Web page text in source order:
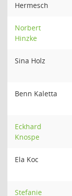
Hermesch
Norbert
Hinzke
Sina Holz
Benn Kaletta
Eckhard
Knospe
Ela Koc
Stefanie